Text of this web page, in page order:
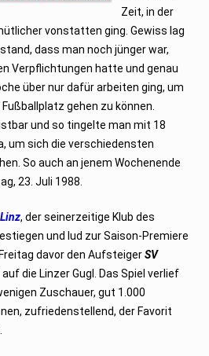
Zeit, in der
vonstatten ging. Gewiss lag
dass man noch jünger war,
Verpflichtungen hatte und genau
über nur dafür arbeiten ging, um
gehen zu können.
und so tingelte man mit 18
um sich die verschiedensten
So auch an jenem Wochenende
23. Juli 1988.
Linz, der seinerzeitige Klub des
und lud zur Saison-Premiere
davor den AufsteigerSV
die Linzer Gugl. Das Spiel verlief
Zuschauer, gut 1.000
zufriedenstellend, der Favorit